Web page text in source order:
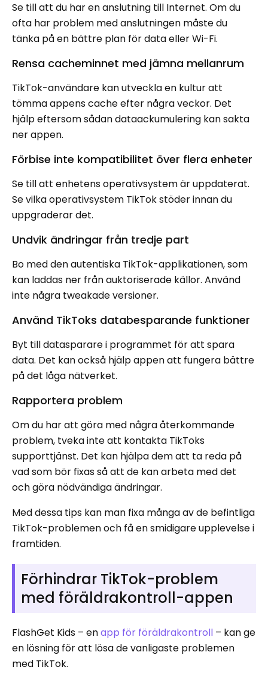
Se till att du har en anslutning till Internet. Om du
ofta har problem med anslutningen måste du
tänka på en bättre plan för data eller Wi-Fi.
Rensa cacheminnet med jämna mellanrum
TikTok-användare kan utveckla en kultur att
tömma appens cache efter några veckor. Det
hjälp eftersom sådan dataackumulering kan sakta
ner appen.
Förbise inte kompatibilitet över flera enheter
Se till att enhetens operativsystem är uppdaterat.
Se vilka operativsystem TikTok stöder innan du
uppgraderar det.
Undvik ändringar från tredje part
Bo med den autentiska TikTok-applikationen, som
kan laddas ner från auktoriserade källor. Använd
inte några tweakade versioner.
Använd TikToks databesparande funktioner
Byt till datasparare i programmet för att spara
data. Det kan också hjälp appen att fungera bättre
på det låga nätverket.
Rapportera problem
Om du har att göra med några återkommande
problem, tveka inte att kontakta TikToks
supporttjänst. Det kan hjälpa dem att ta reda på
vad som bör fixas så att de kan arbeta med det
och göra nödvändiga ändringar.
Med dessa tips kan man fixa många av de befintliga
TikTok-problemen och få en smidigare upplevelse i
framtiden.
Förhindrar TikTok-problem
med föräldrakontroll-appen
FlashGet Kids – enapp för föräldrakontroll – kan ge
en lösning för att lösa de vanligaste problemen
med TikTok.